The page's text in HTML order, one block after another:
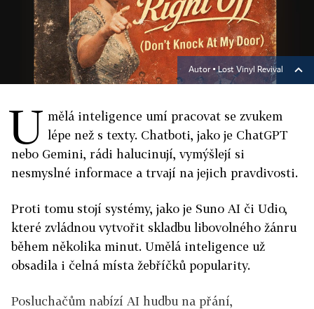
Autor ▪Lost Vinyl Revival
U mělá inteligence umí pracovat se zvukem
lépe než s texty. Chatboti, jako je ChatGPT
nebo Gemini, rádi halucinují, vymýšlejí si
nesmyslné informace a trvají na jejich pravdivosti.
Proti tomu stojí systémy, jako je Suno AI či Udio,
které zvládnou vytvořit skladbu libovolného žánru
během několika minut. Umělá inteligence už
obsadila i čelná místa žebříčků popularity.
Posluchačům nabízí AI hudbu na přání,